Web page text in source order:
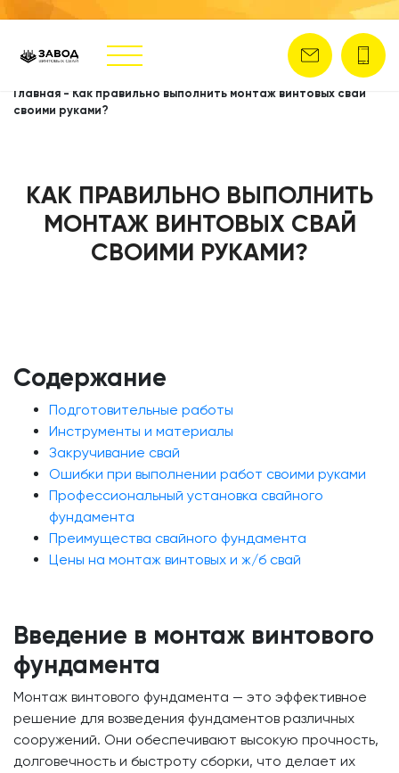
Главная - Как правильно выполнить монтаж винтовых свай
своими руками?
КАК ПРАВИЛЬНО ВЫПОЛНИТЬ
МОНТАЖ ВИНТОВЫХ СВАЙ
СВОИМИ РУКАМИ?
Содержание
Подготовительные работы
Инструменты и материалы
Закручивание свай
Ошибки при выполнении работ своими руками
Профессиональный установка свайного
фундамента
Преимущества свайного фундамента
Цены на монтаж винтовых и ж/б свай
Введение в монтаж винтового
фундамента
Монтаж винтового фундамента — это эффективное
решение для возведения фундаментов различных
сооружений. Они обеспечивают высокую прочность,
долговечность и быстроту сборки, что делает их